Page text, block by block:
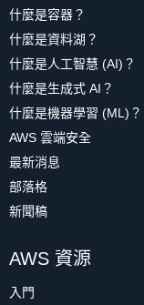
什麼是容器？
什麼是資料湖？
什麼是人工智慧 (AI)？
什麼是生成式 AI？
什麼是機器學習 (ML)？
AWS 雲端安全
最新消息
部落格
新聞稿
AWS 資源
入門